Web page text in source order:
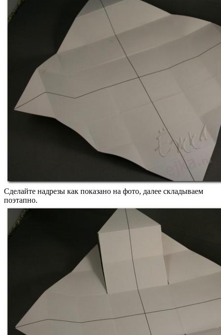
Сделайте надрезы как показано на фото, далее складываем
поэтапно.